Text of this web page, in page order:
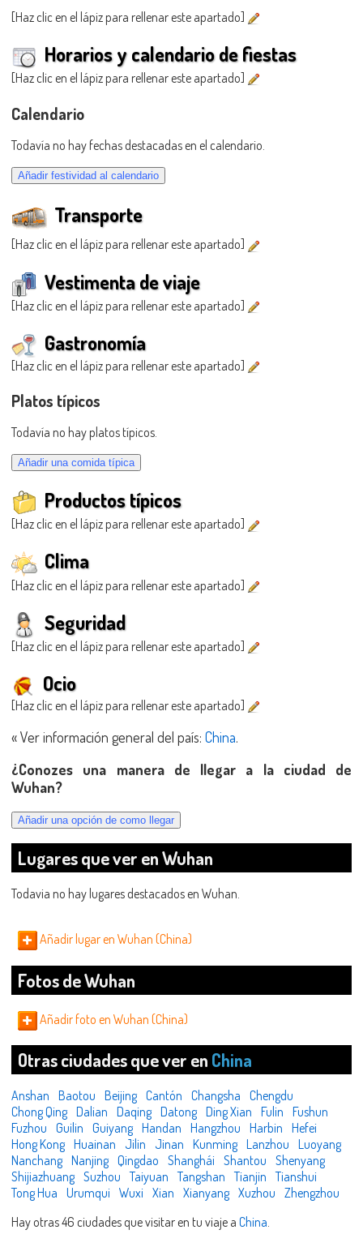
[Haz clic en el lápiz para rellenar este apartado]
Horarios y calendario de fiestas
[Haz clic en el lápiz para rellenar este apartado]
Calendario
Todavía no hay fechas destacadas en el calendario.
Transporte
[Haz clic en el lápiz para rellenar este apartado]
Vestimenta de viaje
[Haz clic en el lápiz para rellenar este apartado]
Gastronomía
[Haz clic en el lápiz para rellenar este apartado]
Platos típicos
Todavía no hay platos típicos.
Productos típicos
[Haz clic en el lápiz para rellenar este apartado]
Clima
[Haz clic en el lápiz para rellenar este apartado]
Seguridad
[Haz clic en el lápiz para rellenar este apartado]
Ocio
[Haz clic en el lápiz para rellenar este apartado]
« Ver información general del país: China.
¿Conozes una manera de llegar a la ciudad de
Wuhan?
Lugares que ver en Wuhan
Todavia no hay lugares destacados en Wuhan.
Añadir lugar en Wuhan (China)
Fotos de Wuhan
Añadir foto en Wuhan (China)
Otras ciudades que ver en China
Anshan Baotou Beijing Cantón Changsha Chengdu
Chong Qing Dalian Daqing Datong Ding Xian Fulin Fushun
Fuzhou Guilin Guiyang Handan Hangzhou Harbin Hefei
Hong Kong Huainan Jilin Jinan Kunming Lanzhou Luoyang
Nanchang Nanjing Qingdao Shanghái Shantou Shenyang
Shijiazhuang Suzhou Taiyuan Tangshan Tianjin Tianshui
Tong Hua Urumqui Wuxi Xian Xianyang Xuzhou Zhengzhou
Hay otras 46 ciudades que visitar en tu viaje a China.